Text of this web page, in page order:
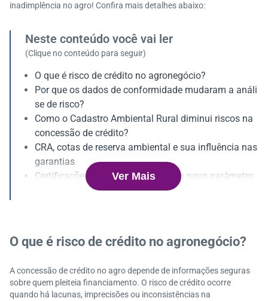
inadimplência no agro! Confira mais detalhes abaixo:
Neste conteúdo você vai ler
(Clique no conteúdo para seguir)
O que é risco de crédito no agronegócio?
Por que os dados de conformidade mudaram a análi
se de risco?
Como o Cadastro Ambiental Rural diminui riscos na
concessão de crédito?
CRA, cotas de reserva ambiental e sua influência nas
garantias
Certificações de sustentabilidade: o novo parâmetro
para crédito rural
os ao crédito rural?
Como dados de conformidade transformam negocia
Serasa Experian e o avanço dos dados de risco no a
gro!
Ver Mais
O que é risco de crédito no agronegócio?
A concessão de crédito no agro depende de informações seguras
sobre quem pleiteia financiamento. O risco de crédito ocorre
quando há lacunas, imprecisões ou inconsistências na